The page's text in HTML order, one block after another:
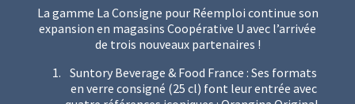
La gamme La Consigne pour Réemploi continue son
expansion en magasins Coopérative U avec l’arrivée
de trois nouveaux partenaires !
Suntory Beverage & Food France : Ses formats
en verre consigné (25 cl) font leur entrée avec